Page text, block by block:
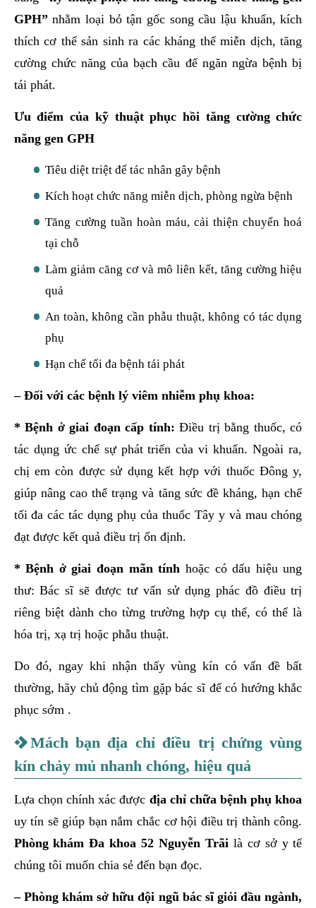
GPH”nhằm loại bỏ tận gốc song cầu lậu khuẩn, kích
thích cơ thể sản sinh ra các kháng thể miễn dịch, tăng
cường chức năng của bạch cầu để ngăn ngừa bệnh bị
tái phát.
Ưu điểm của kỹ thuật phục hồi tăng cường chức
năng gen GPH
Tiêu diệt triệt để tác nhân gây bệnh
Kích hoạt chức năng miễn dịch, phòng ngừa bệnh
Tăng cường tuần hoàn máu, cải thiện chuyển hoá
tại chỗ
Làm giảm căng cơ và mô liên kết, tăng cường hiệu
quả
An toàn, không cần phẫu thuật, không có tác dụng
phụ
Hạn chế tối đa bệnh tái phát
– Đối với các bệnh lý viêm nhiễm phụ khoa:
* Bệnh ở giai đoạn cấp tính: Điều trị bằng thuốc, có
tác dụng ức chế sự phát triển của vi khuẩn. Ngoài ra,
chị em còn được sử dụng kết hợp với thuốc Đông y,
giúp nâng cao thể trạng và tăng sức đề kháng, hạn chế
tối đa các tác dụng phụ của thuốc Tây y và mau chóng
đạt được kết quả điều trị ổn định.
* Bệnh ở giai đoạn mãn tính hoặc có dấu hiệu ung
thư: Bác sĩ sẽ được tư vấn sử dụng phác đồ điều trị
riêng biệt dành cho từng trường hợp cụ thể, có thể là
hóa trị, xạ trị hoặc phẫu thuật.
Do đó, ngay khi nhận thấy vùng kín có vấn đề bất
thường, hãy chủ động tìm gặp bác sĩ để có hướng khắc
phục sớm .
Mách bạn địa chỉ điều trị chứng vùng
kín chảy mủ nhanh chóng, hiệu quả
Lựa chọn chính xác được địa chỉ chữa bệnh phụ khoa
uy tín sẽ giúp bạn nắm chắc cơ hội điều trị thành công.
Phòng khám Đa khoa 52 Nguyễn Trãi là cơ sở y tế
chúng tôi muốn chia sẻ đến bạn đọc.
– Phòng khám sở hữu đội ngũ bác sĩ giỏi đầu ngành,